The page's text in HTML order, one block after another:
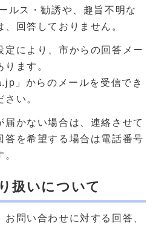
ルス・勧誘や、趣旨不明な
回答しておりません。
定により、市からの回答メー
ます。
」からのメールを受信でき
い。
届かない場合は、連絡させて
答を希望する場合は電話番号
扱いについて
問い合わせに対する回答、